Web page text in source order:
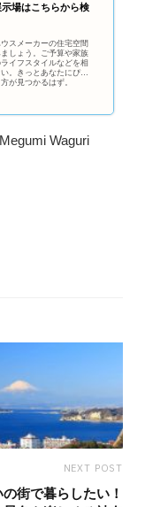
場はこちらから検
スメーカーの住宅空間
しょう。ご予算や家族
イフスタイルなどを相
。きっとあなたにぴっ
が見つかるはず。
Waguri
NEXT POST
街で暮らしたい！